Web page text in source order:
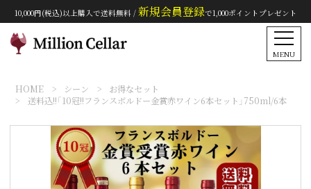
10,000円(税込)以上購入で送料無料 / 新規会員登録で1,000ポイントプレゼント
MENU
HOME シーン
お得なセット
送料込!!「10冠!!フランスボルドー金賞赤ワイン6本セット」750ml/6本